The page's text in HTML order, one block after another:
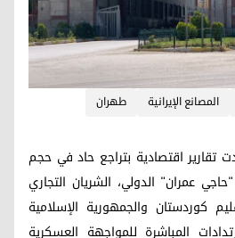
المصانع الإيرانية
طهران
24)- أفادت تقارير اقتصادية بتراجع حاد في حجم
عمران" الدولي، الشريان التجاري
كوردستان والجمهورية الإسلامية
المباشرة للمواجهة العسكرية